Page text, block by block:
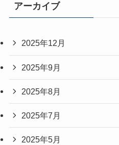
アーカイブ
2025年12月
2025年9月
2025年8月
2025年7月
2025年5月